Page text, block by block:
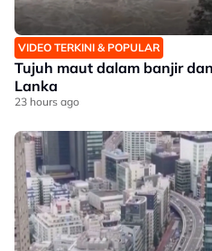
VIDEO TERKINI & POPULAR
Tujuh maut dalam banjir
Lanka
23 hours ago